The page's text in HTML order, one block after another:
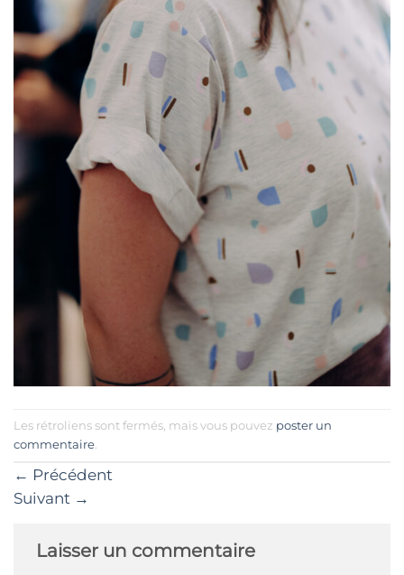
Les rétroliens sont fermés, mais vous pouvez poster un
commentaire
← Précédent
Suivant →
Laisser un commentaire